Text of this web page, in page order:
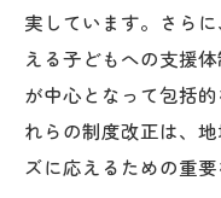
支援級活動
チーム学校
支援級と通
連携による
特別支援学
実しています。さら
える子どもへの支援
が中心となって包括
れらの制度改正は、
ズに応えるための重要